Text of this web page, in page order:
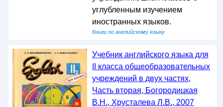
углубленным изучением
иностранных языков.
Книги по английскому языку
Учебник английского языка для
II класса общеобразовательных
учреждений в двух частях,
Часть вторая, Богородицкая
В.Н., Хрусталева Л.В., 2007